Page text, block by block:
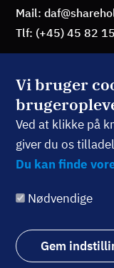
Vi bruger
Ved at klikke på
giver du os
Du kan finde
Nødvendige
Gem
Mail:
Tlf: (+45) 45 82
BLIV
TILMELD